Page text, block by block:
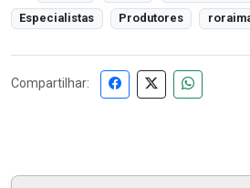
Especialistas
Produtores
Compartilhar: